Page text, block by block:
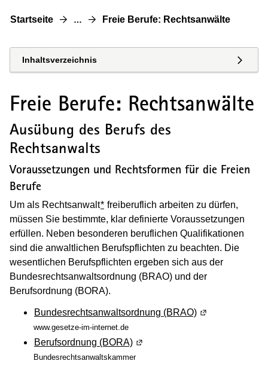
Startseite … Freie Berufe: Rechtsanwälte
Inhaltsverzeichnis
Freie Berufe: Rechtsanwälte
Ausübung des Berufs des
Rechtsanwalts
Voraussetzungen und Rechtsformen für die Freien
Berufe
Um als Rechtsanwalt* freiberuflich arbeiten zu dürfen,
müssen Sie bestimmte, klar definierte Voraussetzungen
erfüllen. Neben besonderen beruflichen Qualifikationen
sind die anwaltlichen Berufspflichten zu beachten. Die
wesentlichen Berufspflichten ergeben sich aus der
Bundesrechtsanwaltsordnung (BRAO) und der
Berufsordnung (BORA).
Bundesrechtsanwaltsordnung (BRAO) (Wird in einem
www.gesetze-im-internet.de
Berufsordnung (BORA) (Wird in einem neuen Fenster
Bundesrechtsanwaltskammer